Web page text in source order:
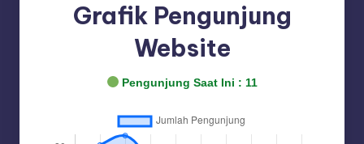
Grafik Pengunjung
Website
Pengunjung Saat Ini : 11